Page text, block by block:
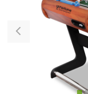
Previous